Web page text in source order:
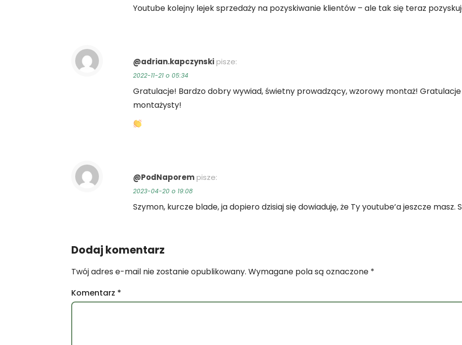
Youtube kolejny lejek sprzedaży na pozyskiwanie klientów – ale tak się teraz
@adrian.kapczynskipisze:
2022-11-21 o 05:34
Gratulacje! Bardzo dobry wywiad, świetny prowadzący, wzorowy montaż! Gratulacje
montażysty!
@PodNaporempisze:
2023-04-20 o 19:08
Szymon, kurcze blade, ja dopiero dzisiaj się dowiaduję, że Ty youtube’a jeszcze masz.
Dodaj komentarz
Twój adres e-mail nie zostanie opublikowany. Wymagane pola są oznaczone *
Komentarz *